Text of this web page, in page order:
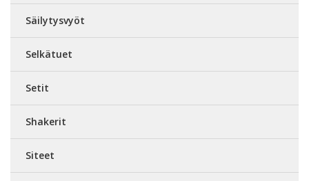
Säilytysvyöt
Selkätuet
Setit
Shakerit
Siteet